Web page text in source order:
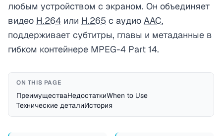
любым устройством с экраном. Он объединяет
видео H.264 или H.265 с аудио AAC,
поддерживает субтитры, главы и метаданные в
гибком контейнере MPEG-4 Part 14.
ON THIS PAGE
ПреимуществаНедостаткиWhen to Use
Технические деталиИстория